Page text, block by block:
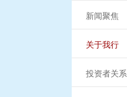
新闻聚焦
关于我行
投资者关系